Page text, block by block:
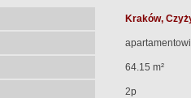
Kraków,
64.15 m²
2p